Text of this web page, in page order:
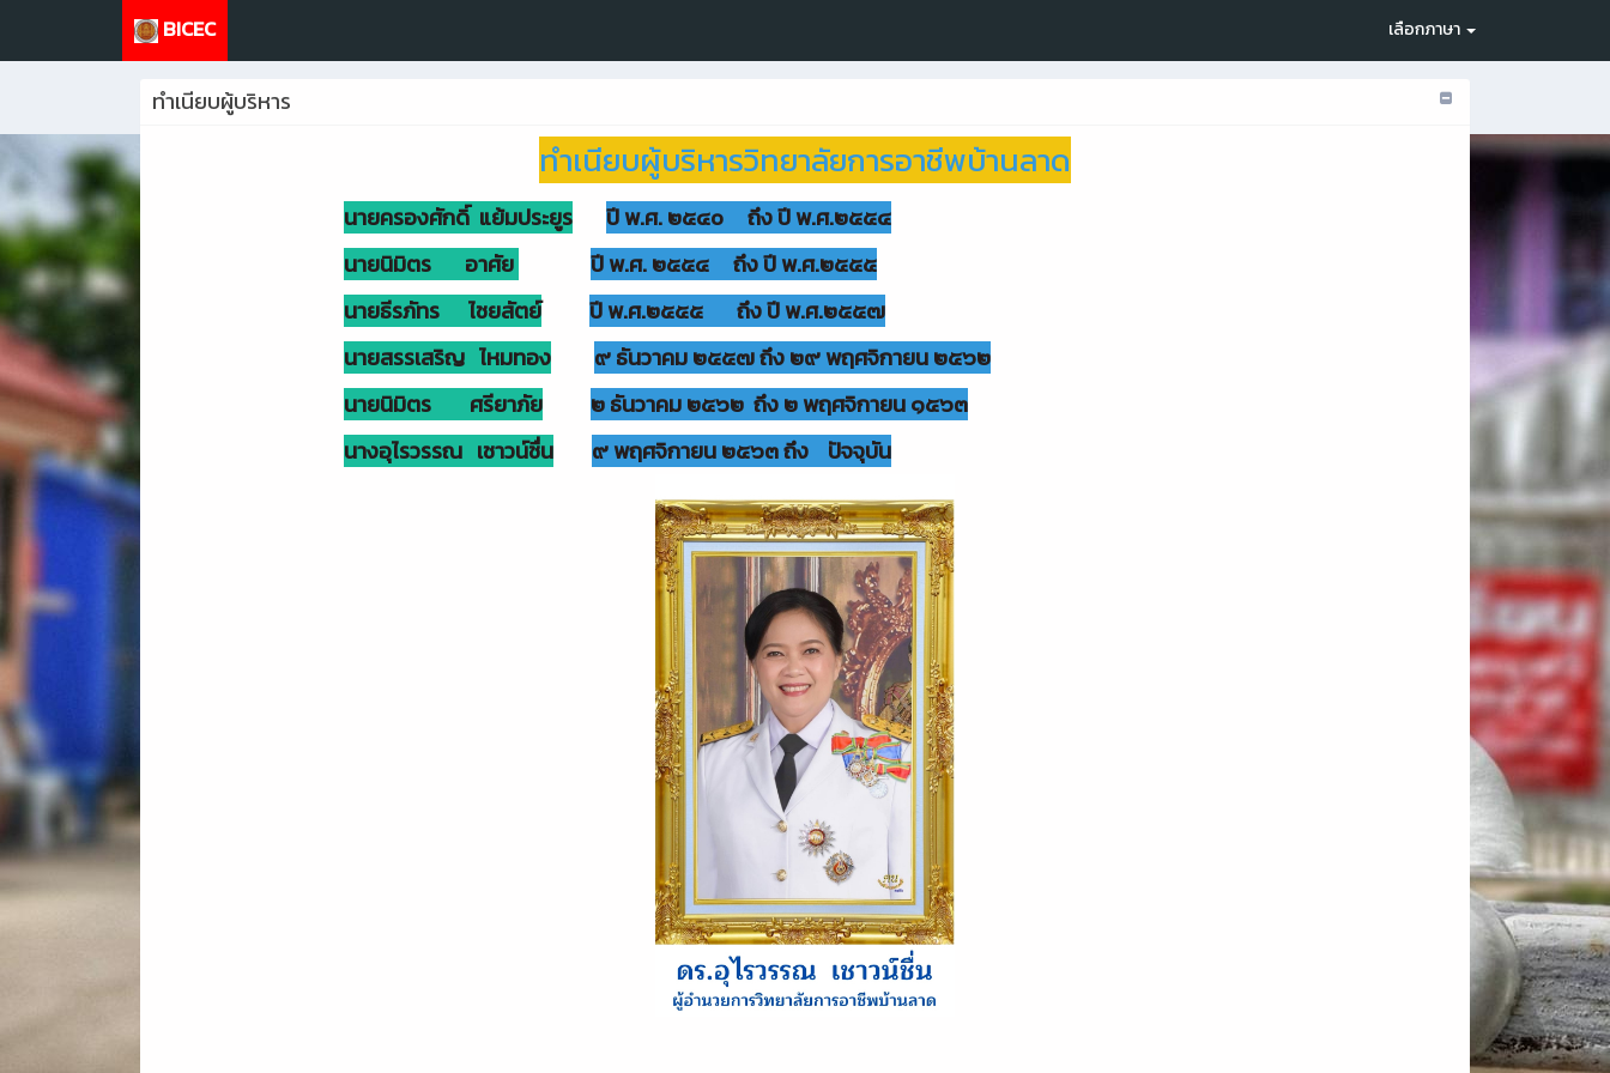
BICEC เลือกภาษา
ทำเนียบผู้บริหาร
ทำเนียบผู้บริหารวิทยาลัยการอาชีพบ้านลาด
นายครองศักดิ์ แย้มประยูร
ปี พ.ศ. ๒๕๔๐ ถึง ปี พ.ศ.๒๕๕๔
นายนิมิตร อาศัย
ปี พ.ศ. ๒๕๕๔ ถึง ปี พ.ศ.๒๕๕๕
นายธีรภัทร ไชยสัตย์
ปี พ.ศ.๒๕๕๕ ถึง ปี พ.ศ.๒๕๕๗
นายสรรเสริญ ไหมทอง
๙ ธันวาคม ๒๕๕๗ ถึง ๒๙ พฤศจิกายน ๒๕๖๒
นายนิมิตร ศรียาภัย
๒ ธันวาคม ๒๕๖๒ ถึง ๒ พฤศจิกายน ๑๕๖๓
นางอุไรวรรณ เชาวน์ชื่น
๙ พฤศจิกายน ๒๕๖๓ ถึง ปัจจุบัน